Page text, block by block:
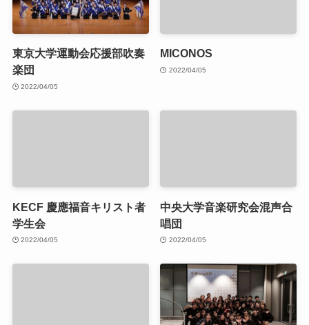
東京大学運動会応援部吹奏
楽団
2022/04/05
MICONOS
2022/04/05
KECF 慶應福音キリスト者
学生会
2022/04/05
中央大学音楽研究会混声合
唱団
2022/04/05